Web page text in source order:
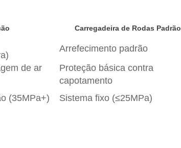
Carregadeira de Rodas Padrão
Arrefecimento padrão
de ar
Proteção básica contra
capotamento
(35MPa+) Sistema fixo (≤25MPa)